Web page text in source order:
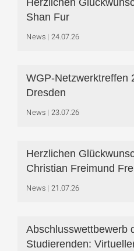
Herzlichen
Shan Fur
News 24.07.26
WGP-Netzwerktreffen
Dresden
News 23.07.26
Herzlichen
Christian Freimund
News 21.07.26
Abschlusswettbewerb
Studierenden: